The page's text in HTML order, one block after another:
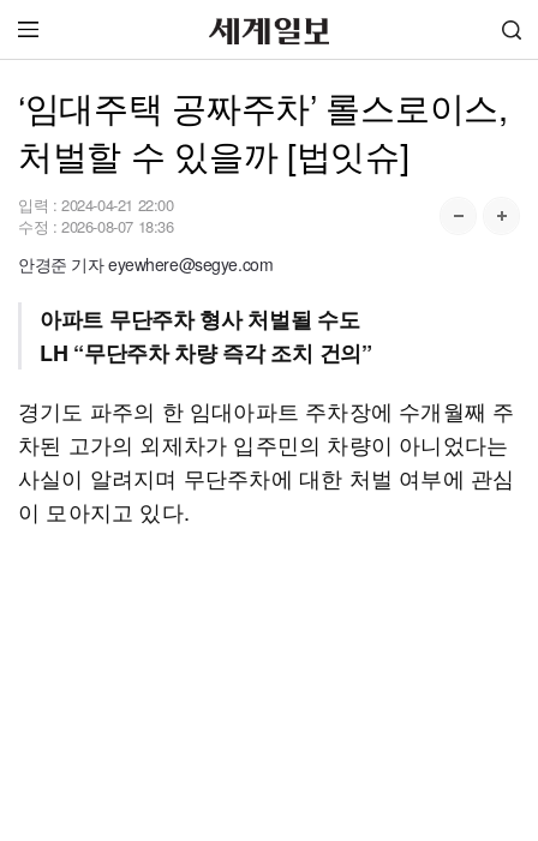
‘임대주택 공짜주차’ 롤스로이스,
처벌할 수 있을까 [법잇슈]
입력 : 2024-04-21 22:00
수정 : 2026-08-07 18:36
안경준 기자 eyewhere@segye.com
아파트 무단주차 형사 처벌될 수도
LH “무단주차 차량 즉각 조치 건의”
경기도 파주의 한 임대아파트 주차장에 수개월째 주
차된 고가의 외제차가 입주민의 차량이 아니었다는
사실이 알려지며 무단주차에 대한 처벌 여부에 관심
이 모아지고 있다.